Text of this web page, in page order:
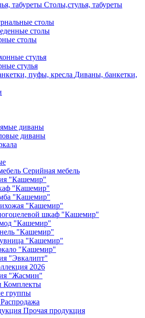
Столы,стулья, табуреты
столы
столы
столы
стулья
стулья
Диваны, банкетки,
диваны
диваны
Серийная мебель
"Кашемир"
"Кашемир"
"Кашемир"
"Кашемир"
шкаф "Кашемир"
"Кашемир"
"Кашемир"
"Кашемир"
"Кашемир"
"Эвкалипт"
2026
"Жасмин"
Комплекты
группы
Распродажа
Прочая продукция